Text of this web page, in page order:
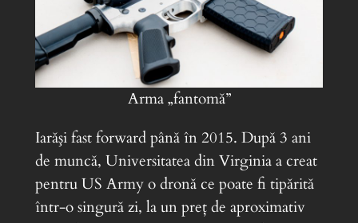
Arma „fantomă”
Iarăşi fast forward până în 2015. După 3 ani
de muncă, Universitatea din Virginia a creat
pentru US Army o dronă ce poate fi tipărită
într-o singură zi, la un preţ de aproximativ